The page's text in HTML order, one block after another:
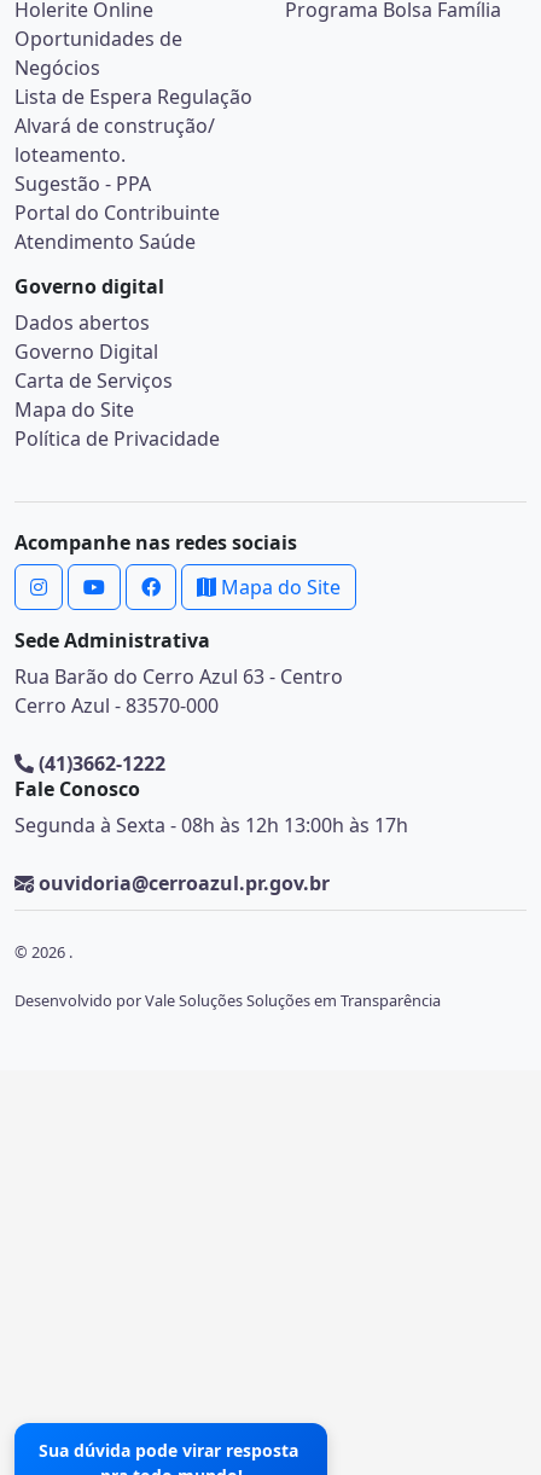
Holerite Online
Oportunidades de
Negócios
Lista de Espera Regulação
Alvará de construção/
loteamento.
Sugestão - PPA
Portal do Contribuinte
Atendimento Saúde
Programa Bolsa Família
Governo digital
Dados abertos
Governo Digital
Carta de Serviços
Mapa do Site
Política de Privacidade
Acompanhe nas redes sociais
Mapa do Site
Sede Administrativa
Rua Barão do Cerro Azul 63 - Centro
Cerro Azul - 83570-000
(41)3662-1222
Fale Conosco
Segunda à Sexta - 08h às 12h 13:00h às 17h
ouvidoria@cerroazul.pr.gov.br
© 2026 .
Desenvolvido por Vale Soluções Soluções em Transparência
Sua dúvida pode virar resposta